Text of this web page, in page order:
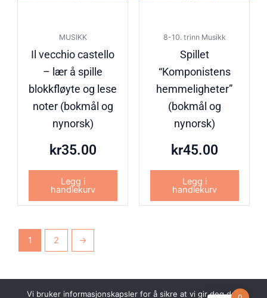
MUSIKK
Il vecchio castello
– lær å spille
blokkfløyte og lese
noter (bokmål og
nynorsk)
kr35.00
Legg i
handlekurv
8-10. trinn Musikk
Spillet
“Komponistens
hemmeligheter”
(bokmål og
nynorsk)
kr45.00
Legg i
handlekurv
1 2 →
Vi bruker informasjonskapsler for å sikre at vi gir deg den